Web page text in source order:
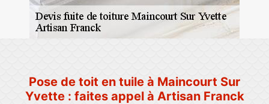
Pose de toit en tuile à Maincourt Sur
Yvette : faites appel à Artisan Franck